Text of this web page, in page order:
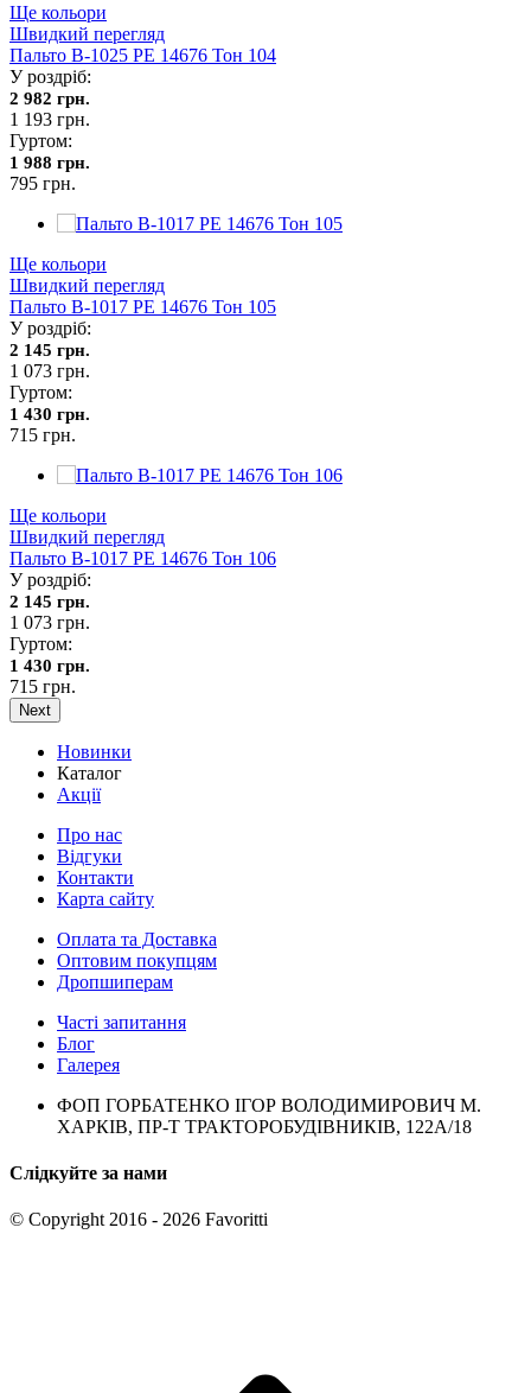
Ще кольори
Швидкий перегляд
Пальто В-1025 PE 14676 Тон 104
У роздріб:
2 982 грн.
1 193 грн.
Гуртом:
1 988 грн.
795 грн.
Ще кольори
Швидкий перегляд
Пальто В-1017 PE 14676 Тон 105
У роздріб:
2 145 грн.
1 073 грн.
Гуртом:
1 430 грн.
715 грн.
Ще кольори
Швидкий перегляд
Пальто В-1017 PE 14676 Тон 106
У роздріб:
2 145 грн.
1 073 грн.
Гуртом:
1 430 грн.
715 грн.
Next
Новинки
Каталог
Акції
Про нас
Відгуки
Контакти
Карта сайту
Оплата та Доставка
Оптовим покупцям
Дропшиперам
Часті запитання
Блог
Галерея
ФОП ГОРБАТЕНКО ІГОР ВОЛОДИМИРОВИЧ М.
ХАРКІВ, ПР-Т ТРАКТОРОБУДІВНИКІВ, 122А/18
Слідкуйте за нами
© Copyright 2016 - 2026 Favoritti